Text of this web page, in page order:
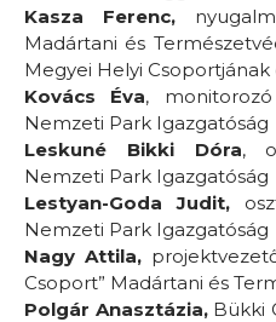
Kasza Ferenc,
Madártani és
Megyei Helyi
Kovács Éva, monitorozó
Nemzeti Park Igazgatóság
Leskuné Bikki Dóra,
Nemzeti Park Igazgatóság
Lestyan-Goda Judit,
Nemzeti Park Igazgatóság
Nagy Attila,
Csoport” Madártani és
Polgár Anasztázia, Bükki